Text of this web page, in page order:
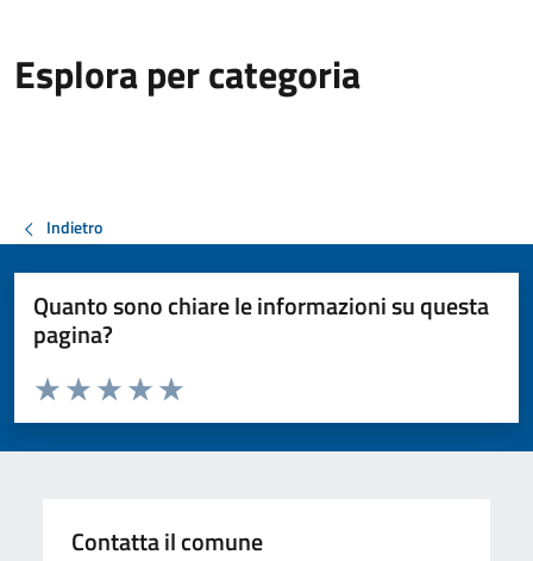
Esplora per categoria
Indietro
Quanto sono chiare le informazioni su questa
pagina?
Valuta da 1 a 5 stelle la pagina
Valuta 5 stelle su 5
Valuta 4 stelle su 5
Valuta 3 stelle su 5
Valuta 2 stelle su 5
Valuta 1 stelle su 5
Contatta il comune